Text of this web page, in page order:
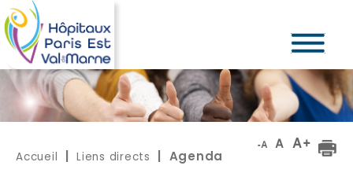
Accueil Liens directs | Agenda